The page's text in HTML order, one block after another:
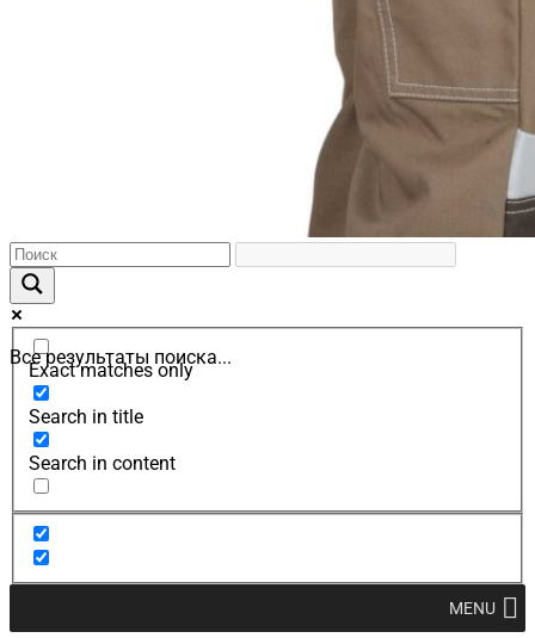
Все результаты поиска...
Exact matches only
Search in title
Search in content
MENU